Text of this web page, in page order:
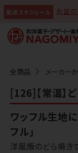
配送スケジュール お盆
全商品 メーカー
[126]【常温】
ワッフル生地
フル」
洋風版のどら焼き
なごみやAIガイド
AIがなごみやの使い方